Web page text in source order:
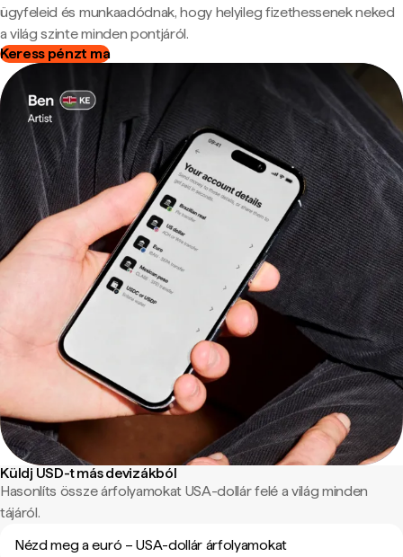
ügyfeleid és munkaadódnak, hogy helyileg fizethessenek neked
a világ szinte minden pontjáról.
Keress pénzt ma
Küldj USD-t más devizákból
Hasonlíts össze árfolyamokat USA-dollár felé a világ minden
tájáról.
Nézd meg a euró – USA-dollár árfolyamokat